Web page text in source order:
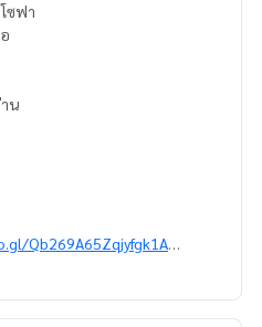
ซฟา
น
Qb269A65Zqjyfgk1A